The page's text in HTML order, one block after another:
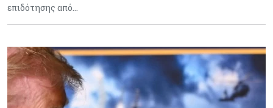
επιδότησης από…